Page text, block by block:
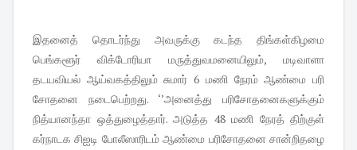
இதனைத் தொடர்ந்து அவருக்கு கடந்த திங்கள்கிழமை
பெங்களூர் விக்டோரியா மருத்துவமனையிலும், மடிவாளா
தடயவியல் ஆய்வகத்திலும் சுமார் 6 மணி நேரம் ஆண்மை பரி
சோதனை நடைபெற்றது. ‘’அனைத்து ப‌ரிசோதனைகளுக்கும்
நித்யானந்தா ஒத்துழைத்தார். அடுத்த 48 மணி நேரத் திற்குள்
கர்நாடக சிஐடி போலீஸாரிடம் ஆண்மை பரிசோதனை சான்றிதழை